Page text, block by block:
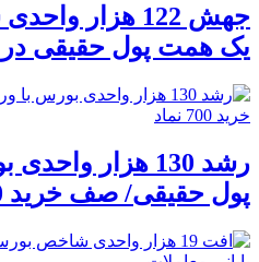
جهش 122 هزار
یک همت پول حقیقی در
پول حقیقی/ صف خرید 700 نماد